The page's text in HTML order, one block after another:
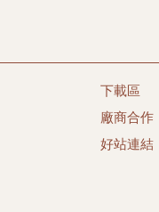
份體驗台灣漁米之鄉的
，落實有機生活為目標
簿力量，為大家找尋當
力。
下載區
廠商合作
好站連結